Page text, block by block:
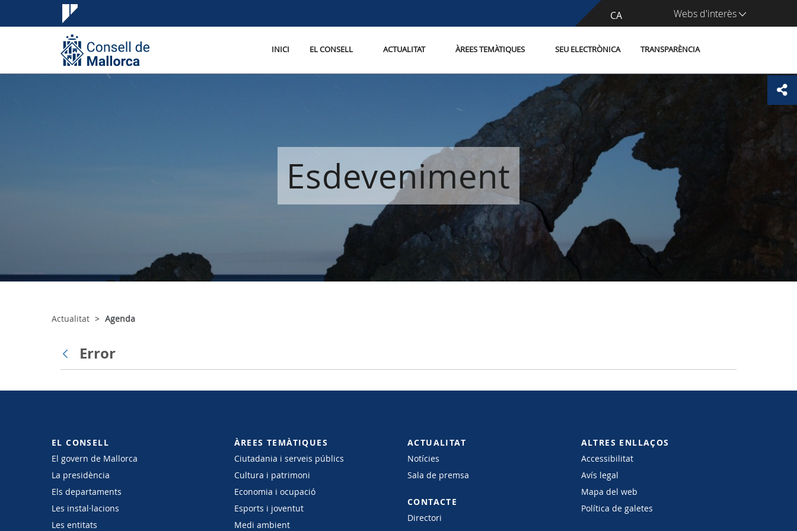
CA
ES Webs d'interès
INICI EL CONSELL ACTUALITAT ÀREES TEMÀTIQUES SEU ELECTRÒNICA TRANSPARÈNCIA
Esdeveniment
Actualitat Agenda
Vés enrere
Error
EL CONSELL
El govern de Mallorca
La presidència
Els departaments
Les instal·lacions
Les entitats
ÀREES TEMÀTIQUES
Ciutadania i serveis públics
Cultura i patrimoni
Economia i ocupació
Esports i joventut
Medi ambient
ACTUALITAT
Notícies
Sala de premsa
CONTACTE
Directori
ALTRES ENLLAÇOS
Accessibilitat
Avís legal
Mapa del web
Política de galetes